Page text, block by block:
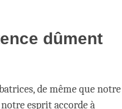
dûment
de même que notre
esprit accorde à